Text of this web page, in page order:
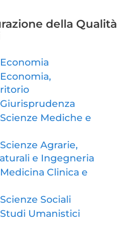
della Qualità
Mediche e
Agrarie,
e Ingegneria
Clinica e
Sociali
Umanistici